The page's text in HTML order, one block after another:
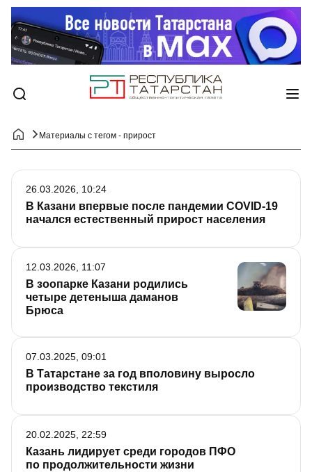
Материалы с тегом - прирост
В Казани впервые после пандемии COVID-19
начался естественный прирост населения
26.03.2026, 10:24
В зоопарке Казани родились
четыре детеныша даманов
Брюса
12.03.2026, 11:07
В Татарстане за год вполовину выросло
производство текстиля
07.03.2025, 09:01
Казань лидирует среди городов ПФО
по продолжительности жизни
20.02.2025, 22:59